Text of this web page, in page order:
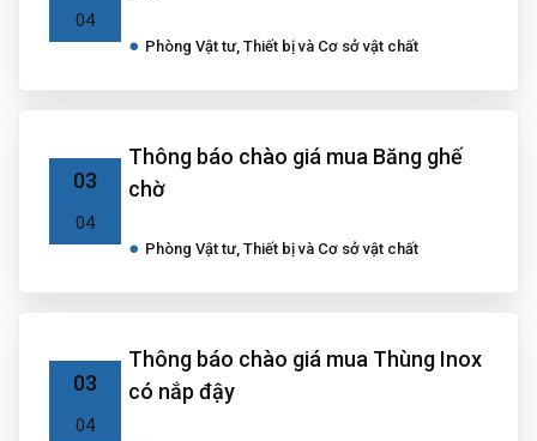
04
Phòng Vật tư, Thiết bị và Cơ sở vật chất
03
04
Thông báo chào giá mua Băng ghế
chờ
Phòng Vật tư, Thiết bị và Cơ sở vật chất
03
04
Thông báo chào giá mua Thùng Inox
có nắp đậy